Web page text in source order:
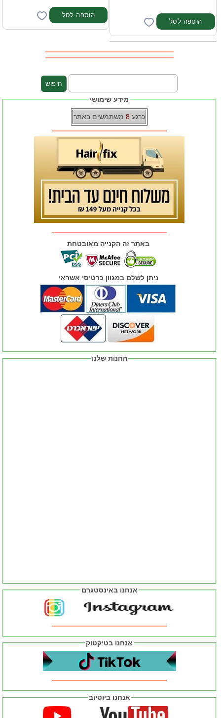
מידע שימושי
כרגע 8משתמשים באתר
החנות שלנו
אנחנו באינסטגרם
אנחנו בטיקטוק
אנחנו ביוטיוב